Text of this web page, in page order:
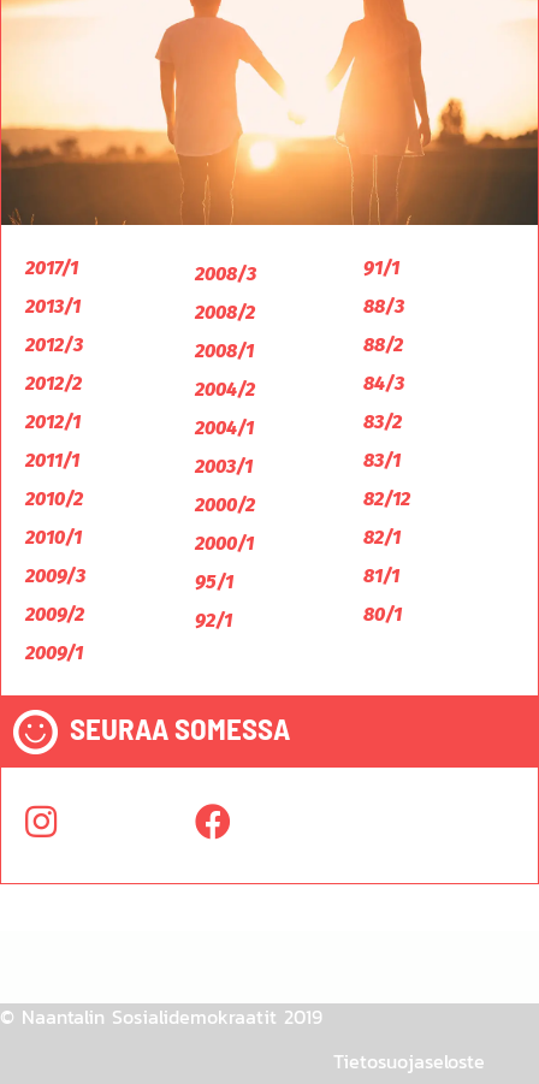
2017/1
2013/1
2012/3
2012/2
2012/1
2011/1
2010/2
2010/1
2009/3
2009/2
2009/1
2008/3
2008/2
2008/1
2004/2
2004/1
2003/1
2000/2
2000/1
95/1
92/1
91/1
88/3
88/2
84/3
83/2
83/1
82/12
82/1
81/1
80/1
SEURAA SOMESSA
© Naantalin Sosialidemokraatit 2019
Tietosuojaseloste